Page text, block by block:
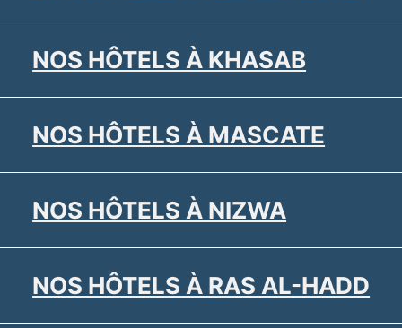
NOS HÔTELS À KHASAB
NOS HÔTELS À MASCATE
NOS HÔTELS À NIZWA
NOS HÔTELS À RAS AL-HADD